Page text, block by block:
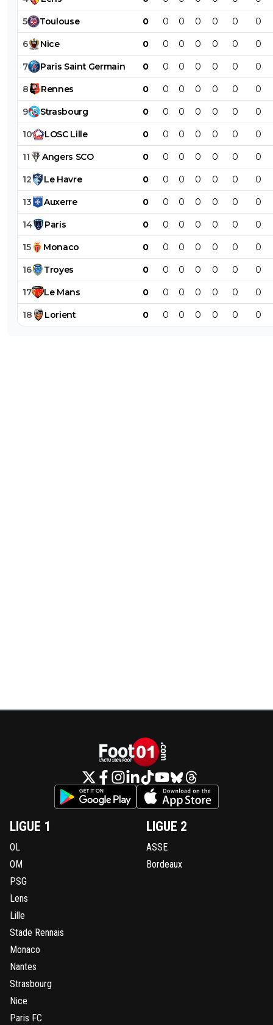
5 Toulouse 0 0 0 0 0 0 0
6 Nice 0 0 0 0 0 0 0
7 Paris Saint Germain 0 0 0 0 0 0 0
8 Rennes 0 0 0 0 0 0 0
9 Strasbourg 0 0 0 0 0 0 0
10 LOSC Lille 0 0 0 0 0 0 0
11 Angers SCO 0 0 0 0 0 0 0
12 Le Havre 0 0 0 0 0 0 0
13 Auxerre 0 0 0 0 0 0 0
14 Paris 0 0 0 0 0 0 0
15 Monaco 0 0 0 0 0 0 0
16 Troyes 0 0 0 0 0 0 0
17 Le Mans 0 0 0 0 0 0 0
18 Lorient 0 0 0 0 0 0 0
LIGUE 1
OL
OM
PSG
Lens
Lille
Stade Rennais
Monaco
Nantes
Strasbourg
Nice
Paris FC
LIGUE 2
ASSE
Bordeaux